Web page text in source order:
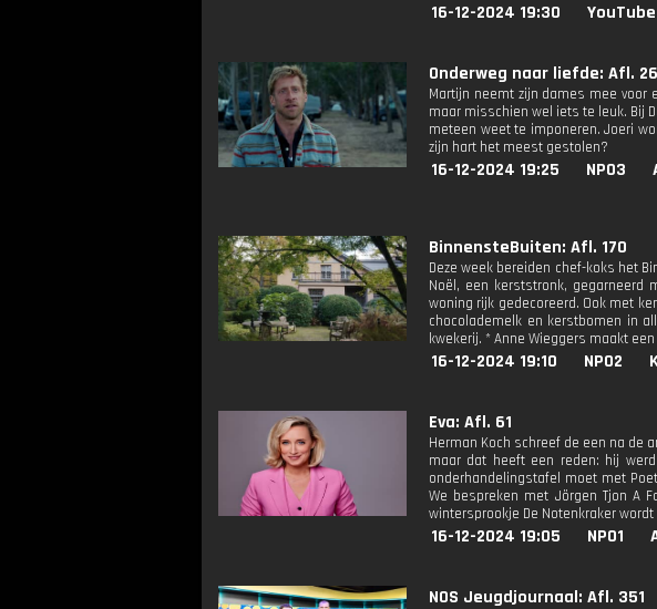
16-12-2024 19:30 YouTube
Onderweg naar liefde: Afl. 26
Martijn neemt zijn dames mee voor
maar misschien wel iets te leuk. Bij
meteen weet te imponeren. Joeri
zijn hart het meest gestolen?
16-12-2024 19:25 NPO3
BinnensteBuiten: Afl. 170
Deze week bereiden chef-koks het
Noël, een kerststronk, gegarneerd
woning rijk gedecoreerd. Ook met
chocolademelk en kerstbomen in
kwekerij. * Anne Wieggers maakt
16-12-2024 19:10 NPO2
Eva: Afl. 61
Herman Koch schreef de een na de
maar dat heeft een reden: hij
onderhandelingstafel moet met
We bespreken met Jörgen Tjon A
wintersprookje De Notenkraker
16-12-2024 19:05 NPO1
NOS Jeugdjournaal: Afl. 351